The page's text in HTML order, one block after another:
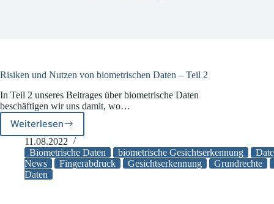
Risiken und Nutzen von biometrischen Daten – Teil 2
In Teil 2 unseres Beitrages über biometrische Daten
beschäftigen wir uns damit, wo…
Weiterlesen
Risiken
und
Nutzen
von
biometrischen
11.08.2022
Biometrische Daten
biometrische Gesichtserkennung
News
Fingerabdruck Gesichtserkennung
Grundrechte
Daten